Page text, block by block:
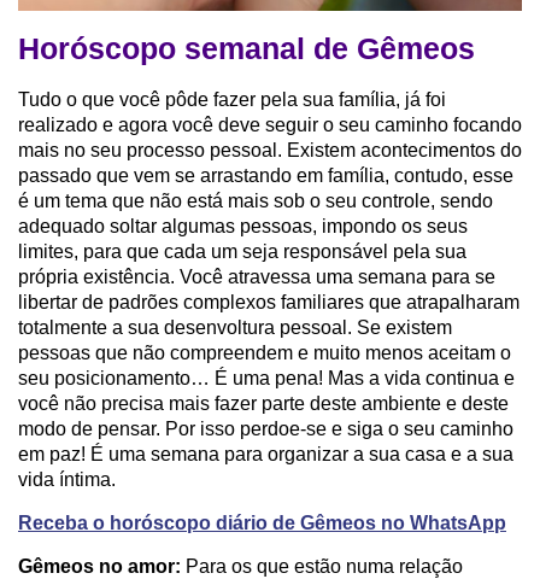
Horóscopo semanal de Gêmeos
Tudo o que você pôde fazer pela sua família, já foi
realizado e agora você deve seguir o seu caminho focando
mais no seu processo pessoal. Existem acontecimentos do
passado que vem se arrastando em família, contudo, esse
é um tema que não está mais sob o seu controle, sendo
adequado soltar algumas pessoas, impondo os seus
limites, para que cada um seja responsável pela sua
própria existência. Você atravessa uma semana para se
libertar de padrões complexos familiares que atrapalharam
totalmente a sua desenvoltura pessoal. Se existem
pessoas que não compreendem e muito menos aceitam o
seu posicionamento… É uma pena! Mas a vida continua e
você não precisa mais fazer parte deste ambiente e deste
modo de pensar. Por isso perdoe-se e siga o seu caminho
em paz! É uma semana para organizar a sua casa e a sua
vida íntima.
Receba o horóscopo diário de Gêmeos no WhatsApp
Gêmeos no amor: Para os que estão numa relação